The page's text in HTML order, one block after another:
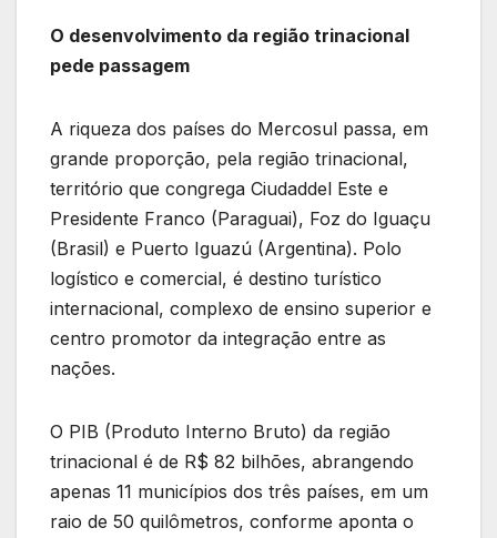
O desenvolvimento da região trinacional
pede passagem
A riqueza dos países do Mercosul passa, em
grande proporção, pela região trinacional,
território que congrega Ciudaddel Este e
Presidente Franco (Paraguai), Foz do Iguaçu
(Brasil) e Puerto Iguazú (Argentina). Polo
logístico e comercial, é destino turístico
internacional, complexo de ensino superior e
centro promotor da integração entre as
nações.
O PIB (Produto Interno Bruto) da região
trinacional é de R$ 82 bilhões, abrangendo
apenas 11 municípios dos três países, em um
raio de 50 quilômetros, conforme aponta o